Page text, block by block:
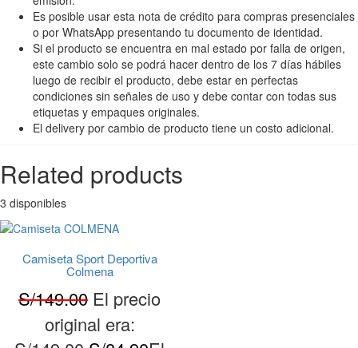
Es posible usar esta nota de crédito para compras presenciales
o por WhatsApp presentando tu documento de identidad.
Si el producto se encuentra en mal estado por falla de origen,
este cambio solo se podrá hacer dentro de los 7 días hábiles
luego de recibir el producto, debe estar en perfectas
condiciones sin señales de uso y debe contar con todas sus
etiquetas y empaques originales.
El delivery por cambio de producto tiene un costo adicional.
Related products
3 disponibles
Camiseta Sport Deportiva
Colmena
S/149.00 El precio
original era: